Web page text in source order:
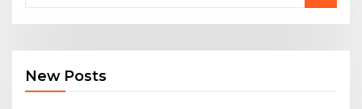
New Posts